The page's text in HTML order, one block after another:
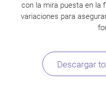
con la mira puesta en la
variaciones para
Descargar